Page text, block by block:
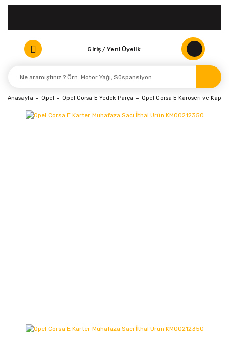
Giriş / Yeni Üyelik
Anasayfa Opel Opel Corsa E Yedek Parça Opel Corsa E Karoseri ve